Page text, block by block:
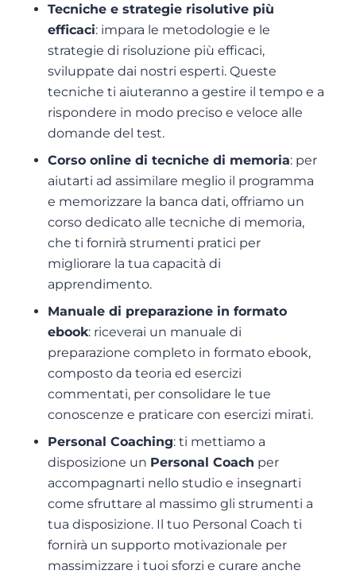
Tecniche e strategie risolutive più
efficaci: impara le metodologie e le
strategie di risoluzione più efficaci,
sviluppate dai nostri esperti. Queste
tecniche ti aiuteranno a gestire il tempo e a
rispondere in modo preciso e veloce alle
domande del test.
Corso online di tecniche di memoria: per
aiutarti ad assimilare meglio il programma
e memorizzare la banca dati, offriamo un
corso dedicato alle tecniche di memoria,
che ti fornirà strumenti pratici per
migliorare la tua capacità di
apprendimento.
Manuale di preparazione in formato
ebook: riceverai un manuale di
preparazione completo in formato ebook,
composto da teoria ed esercizi
commentati, per consolidare le tue
conoscenze e praticare con esercizi mirati.
Personal Coaching: ti mettiamo a
disposizione un Personal Coach per
accompagnarti nello studio e insegnarti
come sfruttare al massimo gli strumenti a
tua disposizione. Il tuo Personal Coach ti
fornirà un supporto motivazionale per
massimizzare i tuoi sforzi e curare anche